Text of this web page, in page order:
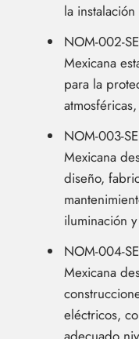
la
NOM-002-
Mexicana
para la
NOM-003-
Mexicana
diseño,
iluminación
NOM-004-
Mexicana
eléctricos,